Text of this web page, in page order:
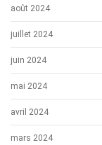
août 2024
juillet 2024
juin 2024
mai 2024
avril 2024
mars 2024